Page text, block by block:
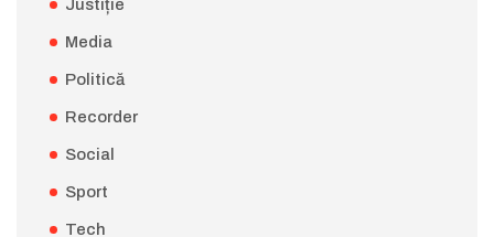
Justiție
Media
Politică
Recorder
Social
Sport
Tech